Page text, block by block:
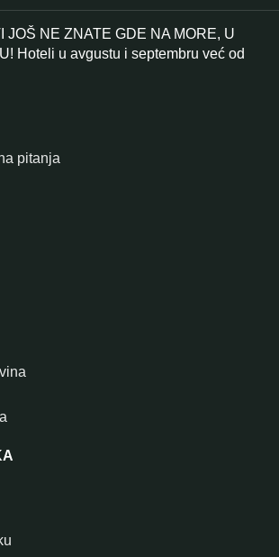
JOŠ NE ZNATE GDE NA MORE, U
Hoteli u avgustu i septembru već od
pitanja